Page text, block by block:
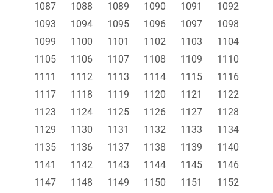
1087
1088 1089 1090 1091
1092
1093
1094 1095 1096 1097
1098
1099
1100 1101 1102 1103
1104
1105
1106 1107 1108 1109
1110
1111
1112 1113 1114 1115
1116
1117
1118 1119 1120 1121
1122
1123
1124 1125 1126 1127
1128
1129
1130 1131 1132 1133
1134
1135
1136 1137 1138 1139
1140
1141
1142 1143 1144 1145
1146
1147
1148 1149 1150 1151 1152